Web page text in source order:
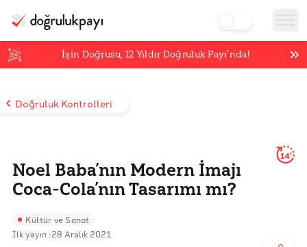
İşin Doğrusu,12 Yıldır Doğruluk Payı’nda!
Doğruluk Kontrolleri
Noel Baba’nın Modern İmajı
Coca-Cola’nın Tasarımı mı?
14'
Kültür ve Sanat
İlk yayın :28 Aralık 2021